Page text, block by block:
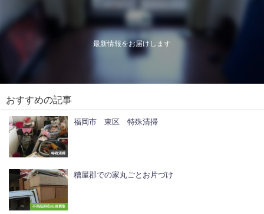
最新情報をお届けします
おすすめの記事
特殊清掃
福岡市 東区 特殊清掃
不用品回収/出張買取
糟屋郡での家丸ごとお片づけ